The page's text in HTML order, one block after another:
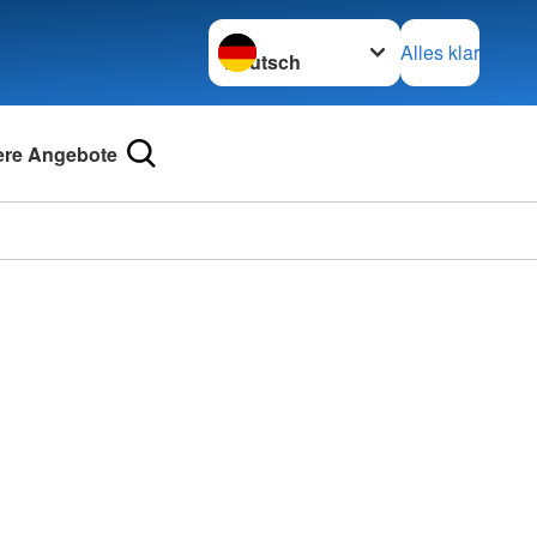
Sprache wechseln zu
Alles klar
Angebote